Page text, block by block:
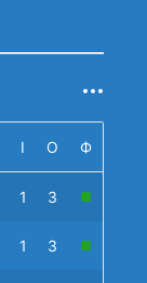
І О Ф
1 3
1 3